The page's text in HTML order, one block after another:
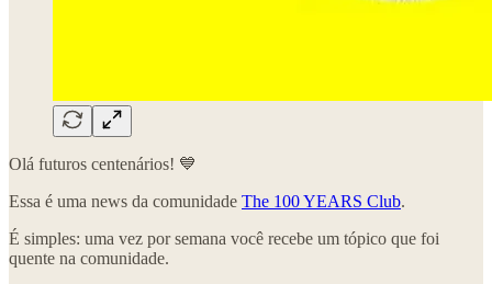
Olá futuros centenários! 💙
Essa é uma news da comunidade The 100 YEARS Club.
É simples: uma vez por semana você recebe um tópico que foi
quente na comunidade.